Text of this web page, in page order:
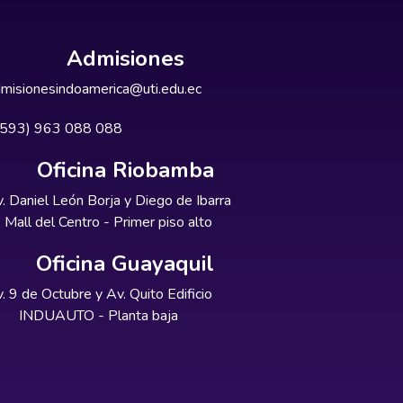
Admisiones
963 088 088
Oficina Riobamba
Daniel León Borja y Diego de Ibarra
Mall del Centro - Primer piso alto
Oficina Guayaquil
9 de Octubre y Av. Quito Edificio
INDUAUTO - Planta baja